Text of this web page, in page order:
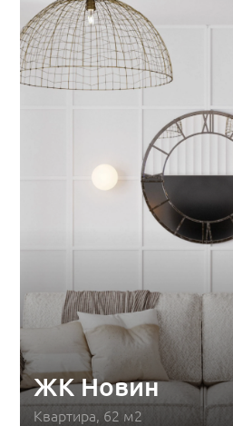
ЖК Новин
Квартира, 62 м2